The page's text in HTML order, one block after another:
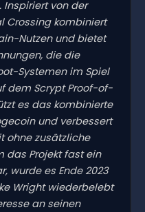
Inspiriert von der
Crossing kombiniert
Nutzen und bietet
die die
Systemen im Spiel
dem Scrypt Proof-of-
es das kombinierte
und verbessert
ohne zusätzliche
das Projekt fast ein
wurde es Ende 2023
Wright wiederbelebt
an seinen